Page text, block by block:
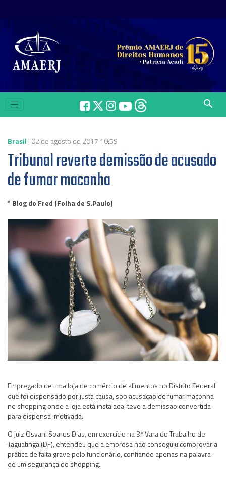
search
Brasil | 02 de agosto de 2017 10:59
Tribunal reverte demissão de acusado
de fumar maconha
* Blog do Fred (Folha de S.Paulo)
Empregado de uma loja de comércio de alimentos no Distrito Federal
que foi dispensado por justa causa, sob acusação de fumar maconha
no shopping onde a loja está instalada, teve a demissão convertida
para dispensa imotivada.
O juiz Osvani Soares Dias, em exercício na 3ª Vara do Trabalho de
Taguatinga (DF), entendeu que a empresa não conseguiu comprovar a
prática de falta grave pelo funcionário, confiando apenas na palavra
de um segurança do shopping.